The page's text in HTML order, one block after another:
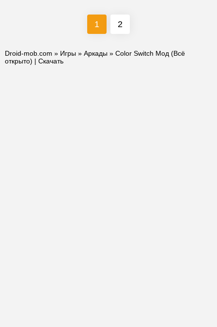
1 2
Droid-mob.com » Игры » Аркады » Color Switch Мод (Всё
открыто) | Скачать